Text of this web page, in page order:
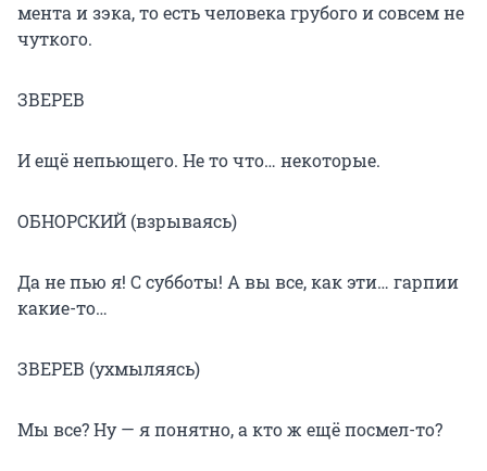
мента и зэка, то есть человека грубого и совсем не
чуткого.
ЗВЕРЕВ
И ещё непьющего. Не то что… некоторые.
ОБНОРСКИЙ (взрываясь)
Да не пью я! С субботы! А вы все, как эти… гарпии
какие-то…
ЗВЕРЕВ (ухмыляясь)
Мы все? Ну — я понятно, а кто ж ещё посмел-то?